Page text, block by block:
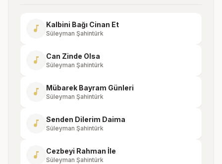
music_note Kalbini Bağı Cinan Et
Süleyman Şahintürk
music_note Can Zinde Olsa
Süleyman Şahintürk
music_note Mübarek Bayram Günleri
Süleyman Şahintürk
music_note Senden Dilerim Daima
Süleyman Şahintürk
music_note Cezbeyi Rahman İle
Süleyman Şahintürk